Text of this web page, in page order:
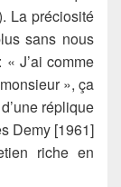
La préciosité
sans nous
J’ai comme
», ça
réplique
Demy [1961]
riche en